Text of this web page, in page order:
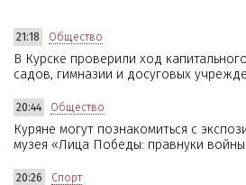
21:18 Общество
В Курске проверили ход
садов, гимназии и досуговых
20:44 Общество
Куряне могут познакомиться с
музея «Лица Победы: правнуки
20:26 Спорт